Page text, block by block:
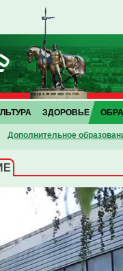
ЗДОРОВЬЕ
Дополнительное